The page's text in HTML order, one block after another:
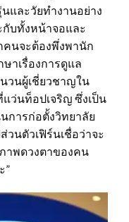
และวัยทำงานอย่าง
กับทั้งหน้าจอและ
คนจะต้องพึ่งพานัก
าเรื่องการดูแล
วนผู้เชี่ยวชาญใน
ว่นท็อปเจริญ ซึ่งเป็น
การก่อตั้งวิทยาลัย
นตัวเฟิร์นเชื่อว่าจะ
าพดวงตาของคน
”